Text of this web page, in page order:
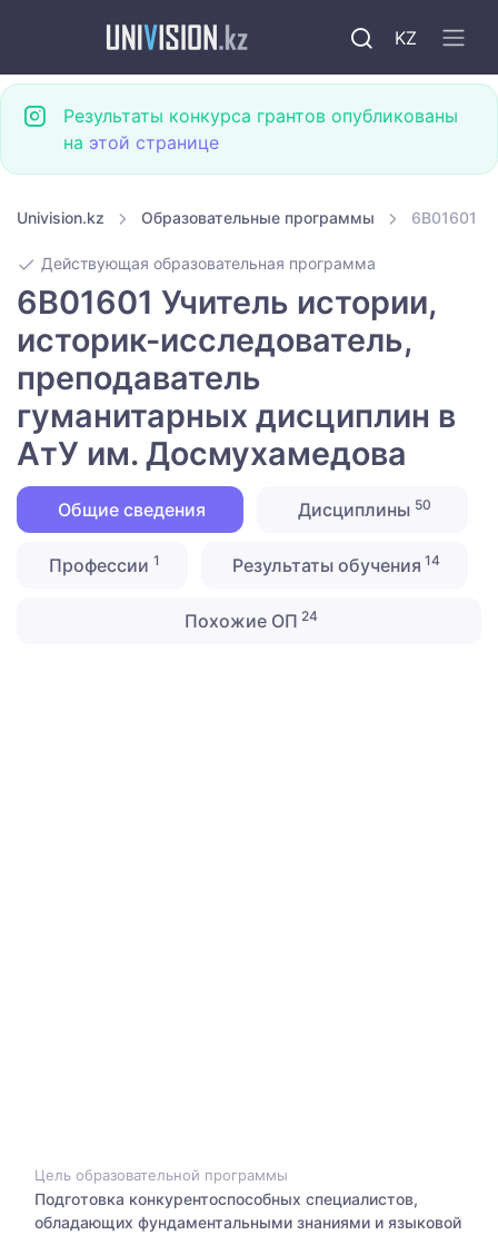
KZ
Результаты конкурса грантов опубликованы
на этой странице
Univision.kz Образовательные программы 6B01601
Действующая образовательная программа
6B01601 Учитель истории,
историк-исследователь,
преподаватель
гуманитарных дисциплин в
АтУ им. Досмухамедова
Общие сведения Дисциплины 50
Профессии 1 Результаты обучения 14
Похожие ОП 24
Цель образовательной программы
Подготовка конкурентоспособных специалистов,
обладающих фундаментальными знаниями и языковой